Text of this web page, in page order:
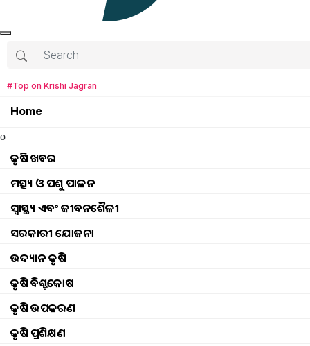
#Top on Krishi Jagran
Home
o
କୃଷି ଖବର
ମତ୍ସ୍ୟ ଓ ପଶୁ ପାଳନ
ସ୍ୱାସ୍ଥ୍ୟ ଏବଂ ଜୀବନଶୈଳୀ
ସରକାରୀ ଯୋଜନା
ଉଦ୍ୟାନ କୃଷି
କୃଷି ବିଶ୍ବକୋଷ
କୃଷି ଉପକରଣ
କୃଷି ପ୍ରଶିକ୍ଷଣ
ମାସର ଗରମରେ ମଧ୍ୟ ଏହାକୁ ଚାଷ
କଖାରୁ ଚାଷ କରିବାର ଧାରଣା ସଠିକ୍ ପ୍ରମାଣିତ